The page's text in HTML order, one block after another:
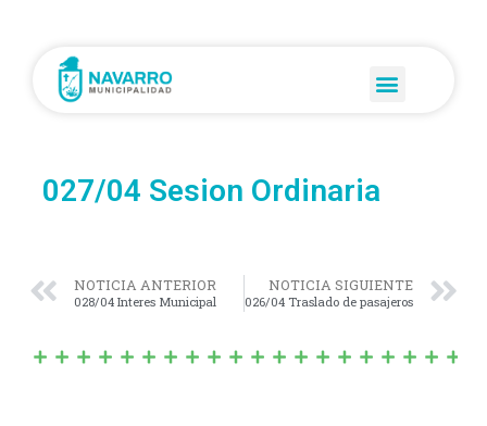
027/04 Sesion Ordinaria
NOTICIA ANTERIOR
028/04 Interes Municipal
NOTICIA SIGUIENTE
026/04 Traslado de pasajeros